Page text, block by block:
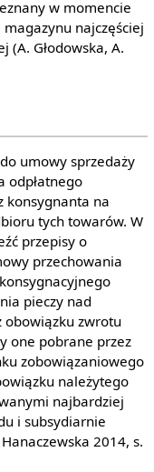
w momencie
najczęściej
(A. Głodowska, A.
umowy sprzedaży
odpłatnego
konsygnanta na
tych towarów. W
przepisy o
przechowania
konsygnacyjnego
pieczy nad
obowiązku zwrotu
one pobrane przez
zobowiązaniowego
należytego
najbardziej
i subsydiarnie
2014, s.